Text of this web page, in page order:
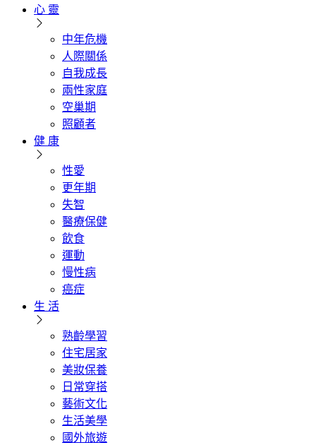
心 靈
中年危機
人際關係
自我成長
兩性家庭
空巢期
照顧者
健 康
性愛
更年期
失智
醫療保健
飲食
運動
慢性病
癌症
生 活
熟齡學習
住宅居家
美妝保養
日常穿搭
藝術文化
生活美學
國外旅遊